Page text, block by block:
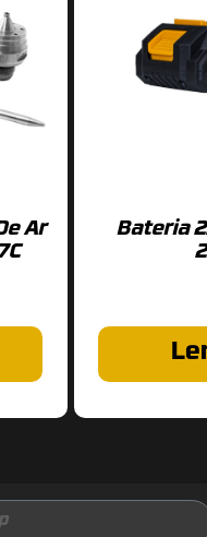
Ar
Bateria